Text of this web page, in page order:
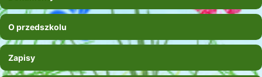
O przedszkolu
Zapisy